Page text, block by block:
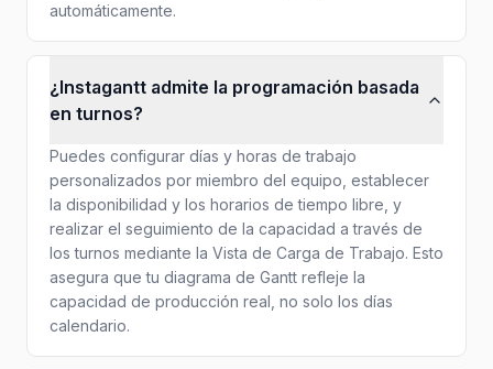
automáticamente.
¿Instagantt admite la programación basada
en turnos?
Puedes configurar días y horas de trabajo
personalizados por miembro del equipo, establecer
la disponibilidad y los horarios de tiempo libre, y
realizar el seguimiento de la capacidad a través de
los turnos mediante la Vista de Carga de Trabajo. Esto
asegura que tu diagrama de Gantt refleje la
capacidad de producción real, no solo los días
calendario.